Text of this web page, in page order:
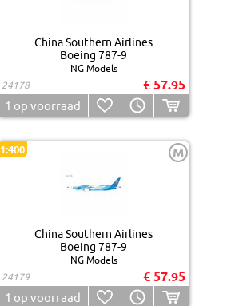
China Southern Airlines
Boeing 787-9
NG Models
24178
€ 57.95
1 op voorraad
1:400 M
China Southern Airlines
Boeing 787-9
NG Models
24179
€ 57.95
1 op voorraad